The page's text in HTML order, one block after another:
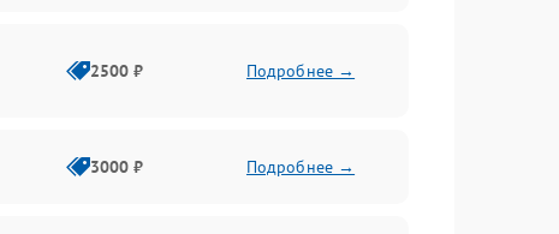
2500 ₽ Подробнее →
3000 ₽ Подробнее →